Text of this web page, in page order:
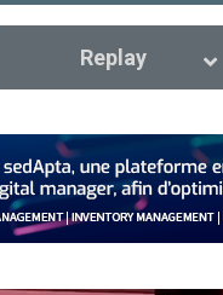
Replay